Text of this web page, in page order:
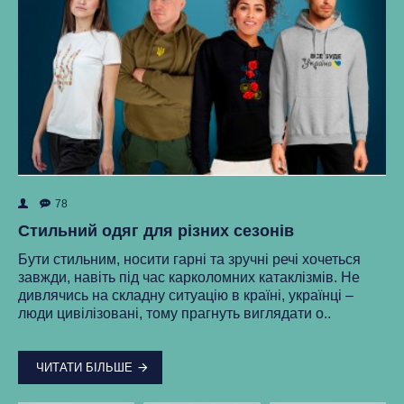
78
Стильний одяг для різних сезонів
Бути стильним, носити гарні та зручні речі хочеться
завжди, навіть під час карколомних катаклізмів. Не
дивлячись на складну ситуацію в країні, українці –
люди цивілізовані, тому прагнуть виглядати о..
ЧИТАТИ БІЛЬШЕ